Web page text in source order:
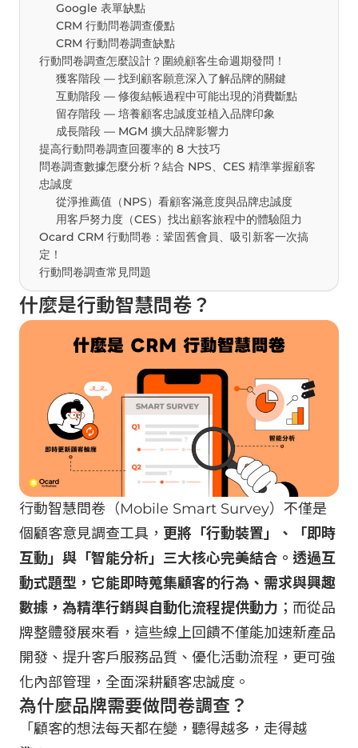
Google 表單缺點
CRM 行動問卷調查優點
CRM 行動問卷調查缺點
行動問卷調查怎麼設計？圍繞顧客生命週期發問！
獲客階段 — 找到顧客願意深入了解品牌的關鍵
互動階段 — 修復結帳過程中可能出現的消費斷點
留存階段 — 培養顧客忠誠度並植入品牌印象
成長階段 — MGM 擴大品牌影響力
提高行動問卷調查回覆率的 8 大技巧
問卷調查數據怎麼分析？結合 NPS、CES 精準掌握顧客
忠誠度
從淨推薦值（NPS）看顧客滿意度與品牌忠誠度
用客戶努力度（CES）找出顧客旅程中的體驗阻力
Ocard CRM 行動問卷：鞏固舊會員、吸引新客一次搞
定！
行動問卷調查常見問題
什麼是行動智慧問卷？
行動智慧問卷（Mobile Smart Survey）不僅是
個顧客意見調查工具， 更將「行動裝置」、「即時
互動」與「智能分析」三大核心完美結合。透過互
動式題型，它能即時蒐集顧客的行為、需求與興趣
數據，為精準行銷與自動化流程提供動力 ；而從品
牌整體發展來看，這些線上回饋不僅能加速新產品
開發、提升客戶服務品質、優化活動流程，更可強
化內部管理，全面深耕顧客忠誠度。
為什麼品牌需要做問卷調查？
「顧客的想法每天都在變，聽得越多，走得越